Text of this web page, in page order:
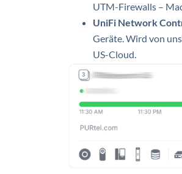
UTM-Firewalls –
UniFi Network
Geräte. Wird von
US-Cloud.